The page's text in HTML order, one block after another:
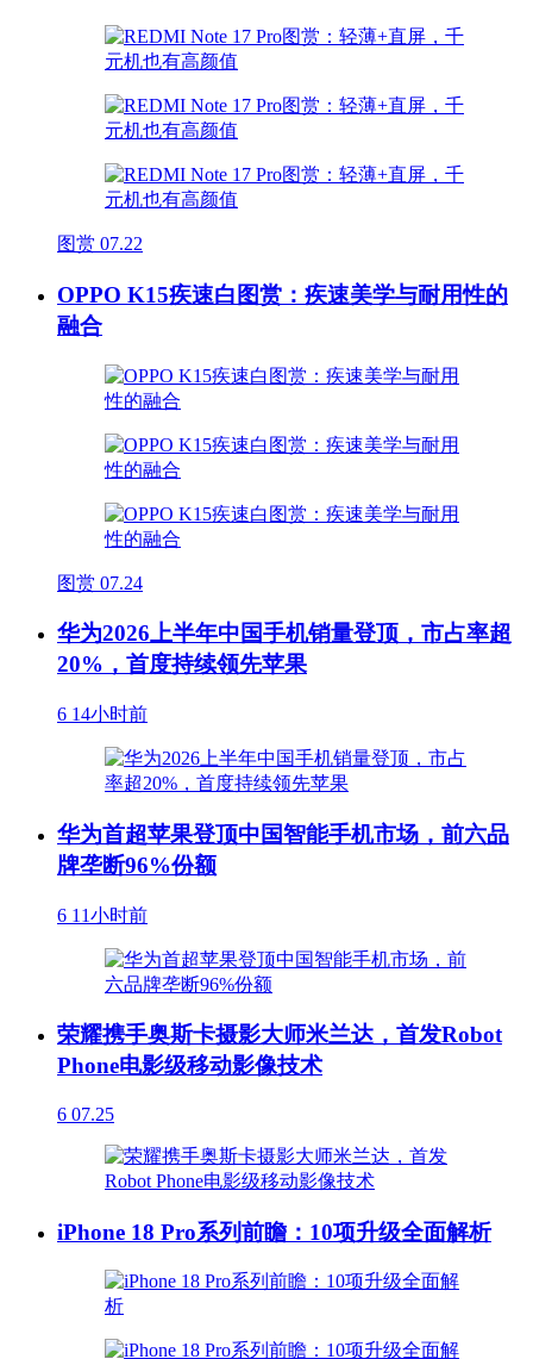
图赏 07.22
OPPO K15疾速白图赏：疾速美学与耐用性的
融合
图赏 07.24
华为2026上半年中国手机销量登顶，市占率超
20%，首度持续领先苹果
6 14小时前
华为首超苹果登顶中国智能手机市场，前六品
牌垄断96%份额
6 11小时前
荣耀携手奥斯卡摄影大师米兰达，首发Robot
Phone电影级移动影像技术
6 07.25
iPhone 18 Pro系列前瞻：10项升级全面解析